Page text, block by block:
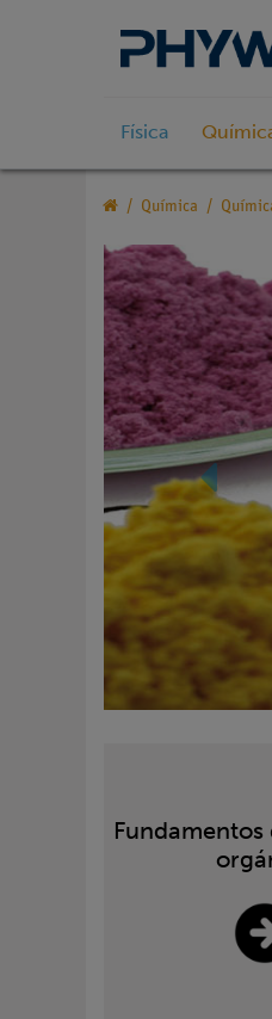
Física
Química